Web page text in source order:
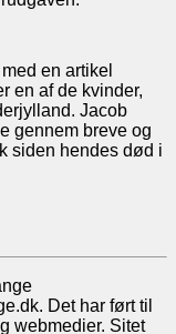
en artikel
en af de kvinder,
Jacob
gennem breve og
siden hendes død i
Det har ført til
webmedier. Sitet